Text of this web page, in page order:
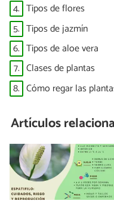
4. Tipos de flores
5. Tipos de jazmín
6. Tipos de aloe vera
7. Clases de plantas
8. Cómo regar las
Artículos